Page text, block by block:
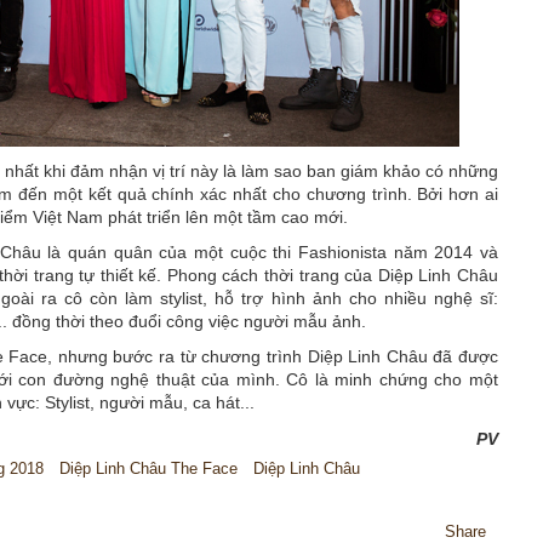
khi đảm nhận vị trí này là làm sao ban giám khảo có những
đến một kết quả chính xác nhất cho chương trình. Bởi hơn ai
Việt Nam phát triển lên một tầm cao mới.
là quán quân của một cuộc thi Fashionista năm 2014 và
trang tự thiết kế. Phong cách thời trang của Diệp Linh Châu
ra cô còn làm stylist, hỗ trợ hình ảnh cho nhiều nghệ sĩ:
thời theo đuổi công việc người mẫu ảnh.
Face, nhưng bước ra từ chương trình Diệp Linh Châu đã được
con đường nghệ thuật của mình. Cô là minh chứng cho một
Stylist, người mẫu, ca hát...
PV
2018 Diệp Linh Châu The Face Diệp Linh Châu
Share